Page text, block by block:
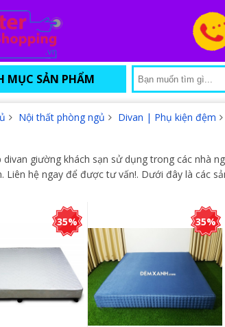
MỤC SẢN PHẨM
Nội thất phòng ngủ Divan | Phụ kiện đệm
divan giường khách sạn sử dụng trong các nhà
Liên hệ ngay để được tư vấn!. Dưới đây là các
35% 35%